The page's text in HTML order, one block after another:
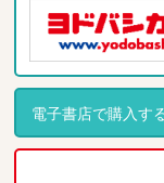
電子書店で購入す